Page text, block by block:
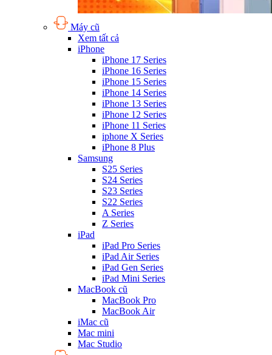
Máy cũ
Xem tất cả
iPhone
iPhone 17 Series
iPhone 16 Series
iPhone 15 Series
iPhone 14 Series
iPhone 13 Series
iPhone 12 Series
iPhone 11 Series
iphone X Series
iPhone 8 Plus
Samsung
S25 Series
S24 Series
S23 Series
S22 Series
A Series
Z Series
iPad
iPad Pro Series
iPad Air Series
iPad Gen Series
iPad Mini Series
MacBook cũ
MacBook Pro
MacBook Air
iMac cũ
Mac mini
Mac Studio